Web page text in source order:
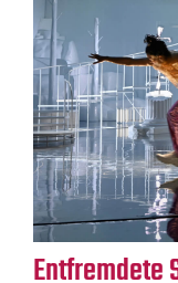
Entfremdete